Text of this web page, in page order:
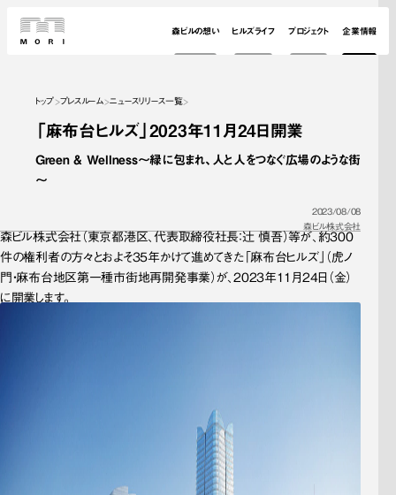
森ビルの想い ヒルズライフ プロジェクト 企業情報
トップ プレスルーム ニュースリリース一覧
「麻布台ヒルズ」2023年11月24日開業
Green & Wellness～緑に包まれ、人と人をつなぐ広場のような街
～
2023/08/08
森ビル株式会社
森ビル株式会社（東京都港区、代表取締役社長：辻 慎吾）等が、約300
件の権利者の方々とおよそ35年かけて進めてきた「麻布台ヒルズ」（虎ノ
門・麻布台地区第一種市街地再開発事業）が、2023年11月24日（金）
に開業します。